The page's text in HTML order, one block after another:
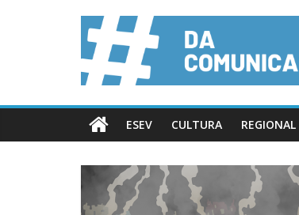
ESEV CULTURA REGIONAL